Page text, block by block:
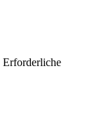
Erforderliche